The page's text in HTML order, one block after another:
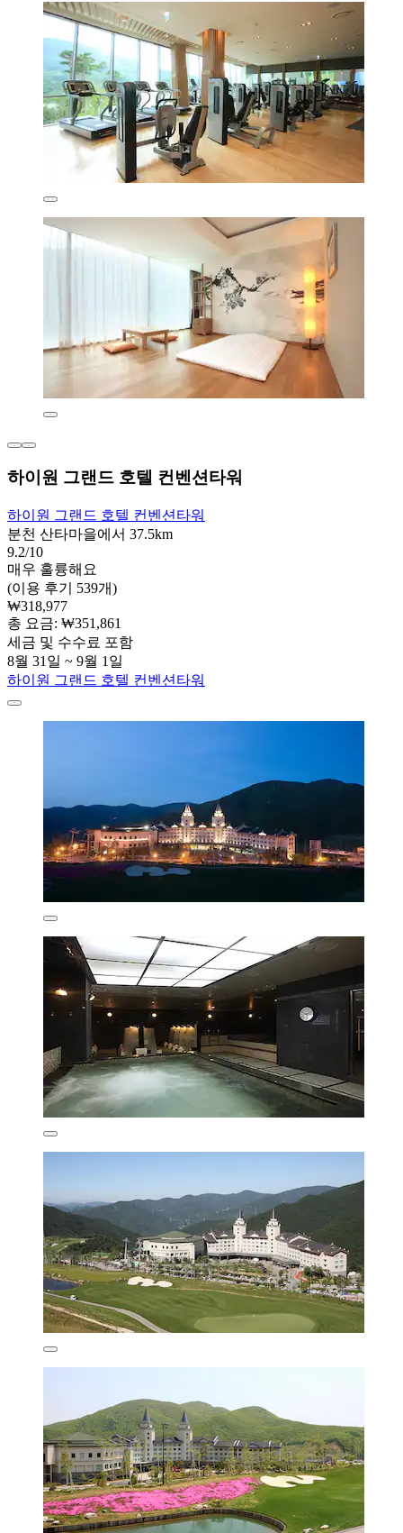
하이원 그랜드 호텔 컨벤션타워
하이원 그랜드 호텔 컨벤션타워
분천 산타마을에서 37.5km
9.2/10
매우 훌륭해요
(이용 후기 539개)
₩318,977
총 요금: ₩351,861
세금 및 수수료 포함
8월 31일 ~ 9월 1일
하이원 그랜드 호텔 컨벤션타워